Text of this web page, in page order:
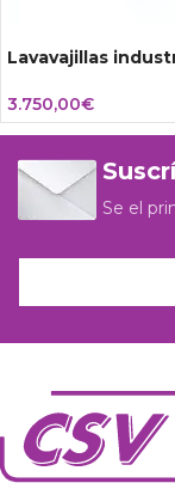
Lavavajillas
3.750,00€
Se el